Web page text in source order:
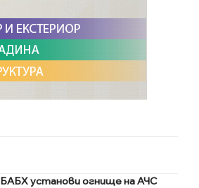
БАБХ установи огнище на АЧС